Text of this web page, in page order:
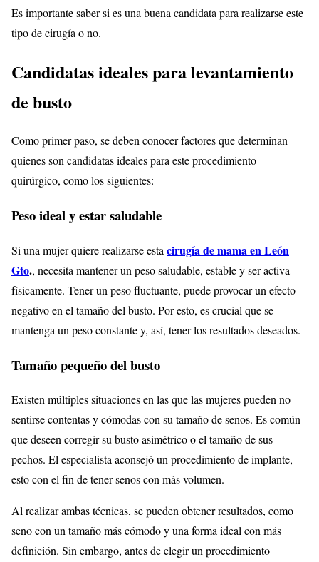
Es importante saber si es una buena candidata para realizarse este
tipo de cirugía o no.
Candidatas ideales para levantamiento
de busto
Como primer paso, se deben conocer factores que determinan
quienes son candidatas ideales para este procedimiento
quirúrgico, como los siguientes:
Peso ideal y estar saludable
Si una mujer quiere realizarse esta cirugía de mama en León
Gto., necesita mantener un peso saludable, estable y ser activa
físicamente. Tener un peso fluctuante, puede provocar un efecto
negativo en el tamaño del busto. Por esto, es crucial que se
mantenga un peso constante y, así, tener los resultados deseados.
Tamaño pequeño del busto
Existen múltiples situaciones en las que las mujeres pueden no
sentirse contentas y cómodas con su tamaño de senos. Es común
que deseen corregir su busto asimétrico o el tamaño de sus
pechos. El especialista aconsejó un procedimiento de implante,
esto con el fin de tener senos con más volumen.
Al realizar ambas técnicas, se pueden obtener resultados, como
seno con un tamaño más cómodo y una forma ideal con más
definición. Sin embargo, antes de elegir un procedimiento